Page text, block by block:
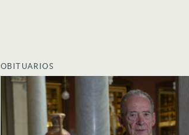
OBITUARIOS